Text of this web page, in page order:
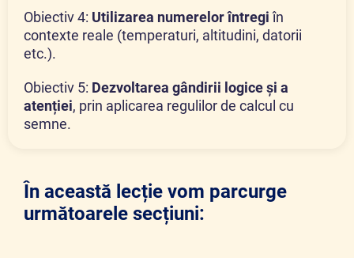
Obiectiv 4: Utilizarea numerelor întregiîn
contexte reale (temperaturi, altitudini, datorii
etc.).
Obiectiv 5: Dezvoltarea gândirii logice și a
atenției, prin aplicarea regulilor de calcul cu
semne.
În această lecție vom parcurge
următoarele secțiuni: